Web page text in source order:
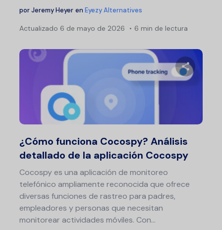
porJeremy Heyer en Eyezy Alternatives
Actualizado 6 de mayo de 2026 6 min de lectura
¿Cómo funciona Cocospy? Análisis
detallado de la aplicación Cocospy
Cocospy es una aplicación de monitoreo
telefónico ampliamente reconocida que ofrece
diversas funciones de rastreo para padres,
empleadores y personas que necesitan
monitorear actividades móviles. Con...